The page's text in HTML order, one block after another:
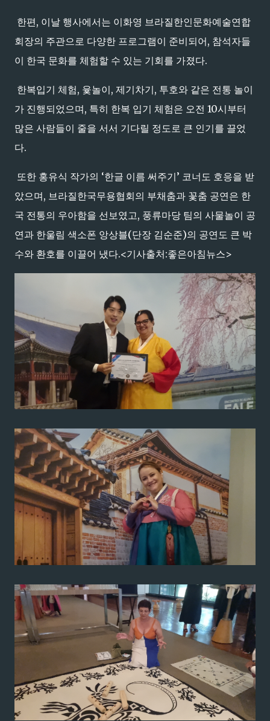
한편, 이날 행사에서는 이화영 브라질한인문화예술연합
회장의 주관으로 다양한 프로그램이 준비되어, 참석자들
이 한국 문화를 체험할 수 있는 기회를 가졌다.
한복입기 체험, 윷놀이, 제기차기, 투호와 같은 전통 놀이
가 진행되었으며, 특히 한복 입기 체험은 오전 10시부터
많은 사람들이 줄을 서서 기다릴 정도로 큰 인기를 끌었
다.
또한 홍유식 작가의 ‘한글 이름 써주기’ 코너도 호응을 받
았으며, 브라질한국무용협회의 부채춤과 꽃춤 공연은 한
국 전통의 우아함을 선보였고, 풍류마당 팀의 사물놀이 공
연과 한울림 색소폰 앙상블(단장 김순준)의 공연도 큰 박
수와 환호를 이끌어 냈다.<기사출처:좋은아침뉴스>